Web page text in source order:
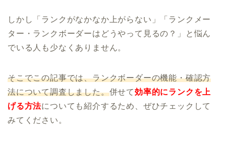
しかし「ランクがなかなか上がらない」「ランクメー
ター・ランクボーダーはどうやって見るの？」と悩ん
でいる人も少なくありません。
そこでこの記事では、ランクボーダーの機能・確認方
法について調査しました。併せて効率的にランクを上
げる方法についても紹介するため、ぜひチェックして
みてください。